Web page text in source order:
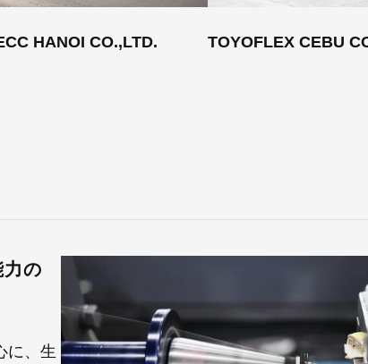
HANOI CO.,LTD. TOYOFLEX CEBU
の
に、生